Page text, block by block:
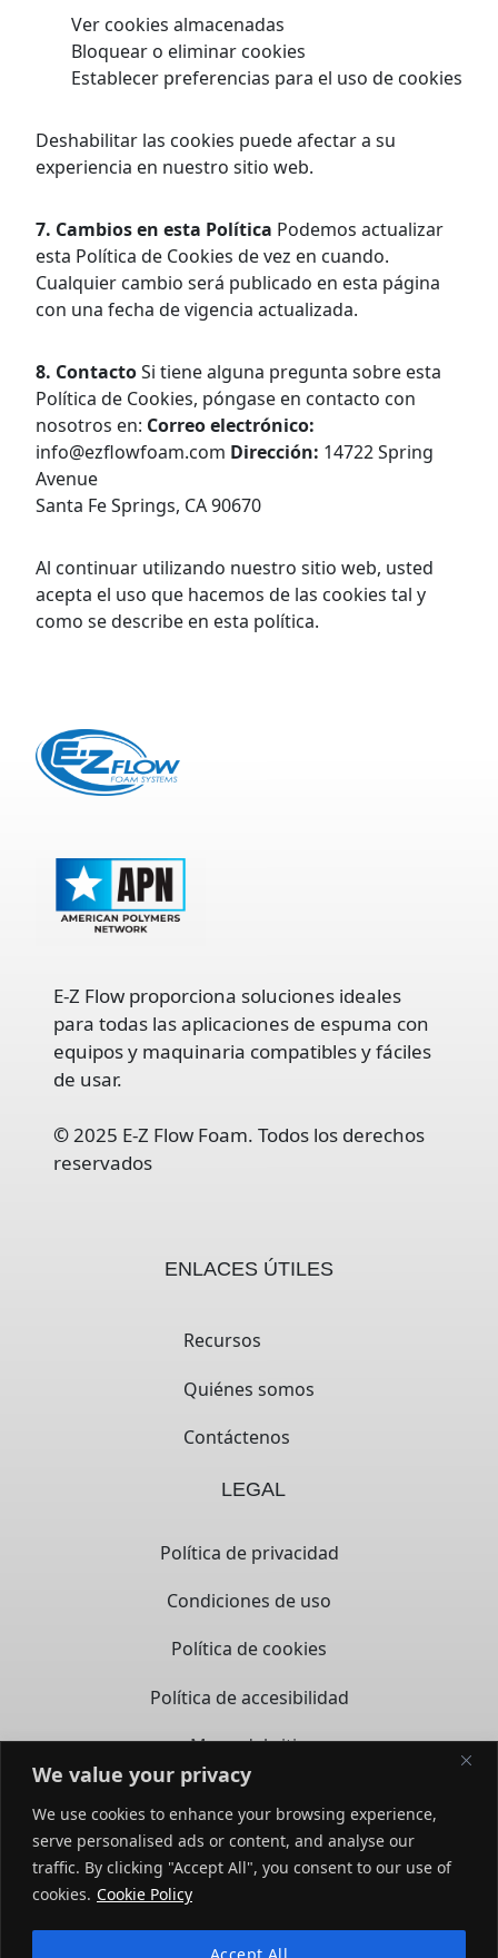
We value your privacy
We use cookies to enhance your browsing experience,
serve personalised ads or content, and analyse our
traffic. By clicking "Accept All", you consent to our use of
cookies. Cookie Policyopens in a new tab
Accept All
Ver cookies almacenadas
Bloquear o eliminar cookies
Establecer preferencias para el uso de cookies
Deshabilitar las cookies puede afectar a su
experiencia en nuestro sitio web.
7. Cambios en esta Política Podemos actualizar
esta Política de Cookies de vez en cuando.
Cualquier cambio será publicado en esta página
con una fecha de vigencia actualizada.
8. ContactoSi tiene alguna pregunta sobre esta
Política de Cookies, póngase en contacto con
nosotros en: Correo electrónico:
info@ezflowfoam.com Dirección: 14722 Spring
Avenue
Santa Fe Springs, CA 90670
Al continuar utilizando nuestro sitio web, usted
acepta el uso que hacemos de las cookies tal y
como se describe en esta política.
E-Z Flow proporciona soluciones ideales
para todas las aplicaciones de espuma con
equipos y maquinaria compatibles y fáciles
de usar.
©2025 E-Z Flow Foam. Todos los derechos
reservados
ENLACES ÚTILES
Recursos
Quiénes somos
Contáctenos
LEGAL
Política de privacidad
Condiciones de uso
Política de cookies
Política de accesibilidad
Mapa del sitio
14722 Spring Ave,
Santa Fe Springs, CA – 90670